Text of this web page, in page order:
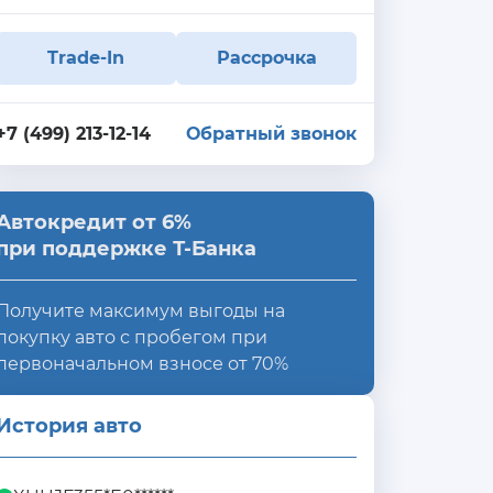
Trade-In Рассрочка
(499) 213-12-14 Обратный звонок
от 6%
поддержке Т-Банка
максимум выгоды на
авто с пробегом при
взносе от 70%
авто